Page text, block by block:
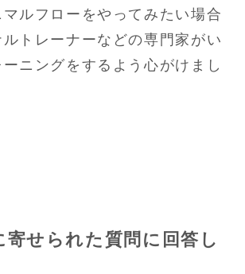
ルフローをやってみたい場合
トレーナーなどの専門家がい
ニングをするよう心がけまし
寄せられた質問に回答し